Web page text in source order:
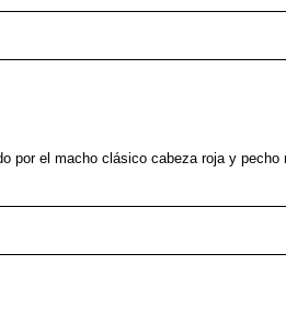
por el macho clásico cabeza roja y pecho